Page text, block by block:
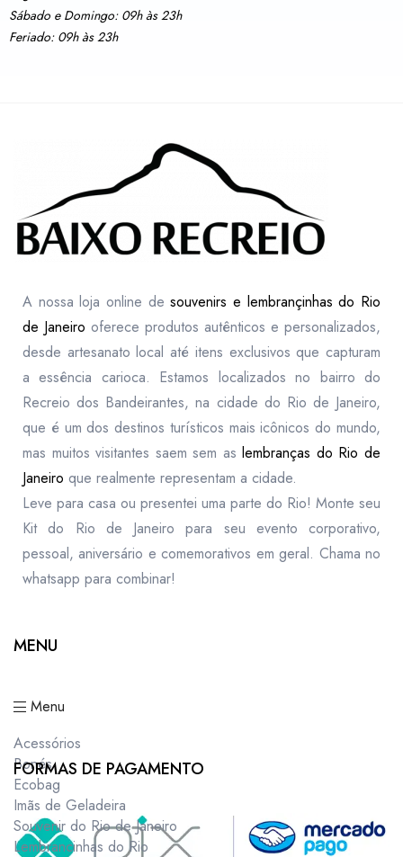
Sábado e Domingo: 09h às 23h
Feriado: 09h às 23h
A nossa loja online desouvenirs e lembrançinhas do Rio
de Janeiro oferece produtos autênticos e personalizados,
desde artesanato local até itens exclusivos que capturam
a essência carioca. Estamos localizados no bairro do
Recreio dos Bandeirantes, na cidade do Rio de Janeiro,
que é um dos destinos turísticos mais icônicos do mundo,
mas muitos visitantes saem sem aslembranças do Rio de
Janeiro que realmente representam a cidade.
Leve para casa ou presentei uma parte do Rio! Monte seu
Kit do Rio de Janeiro para seu evento corporativo,
pessoal, aniversário e comemorativos em geral. Chama no
whatsapp para combinar!
MENU
Menu
Acessórios
Bonés
Ecobag
Imãs de Geladeira
Souvenir do Rio de Janeiro
Lembrancinhas do Rio
FORMAS DE PAGAMENTO